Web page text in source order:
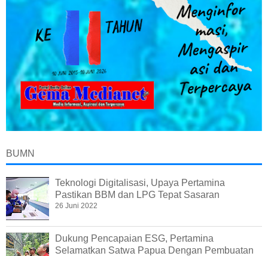
BUMN
Teknologi Digitalisasi, Upaya Pertamina
Pastikan BBM dan LPG Tepat Sasaran
26 Juni 2022
Dukung Pencapaian ESG, Pertamina
Selamatkan Satwa Papua Dengan Pembuatan